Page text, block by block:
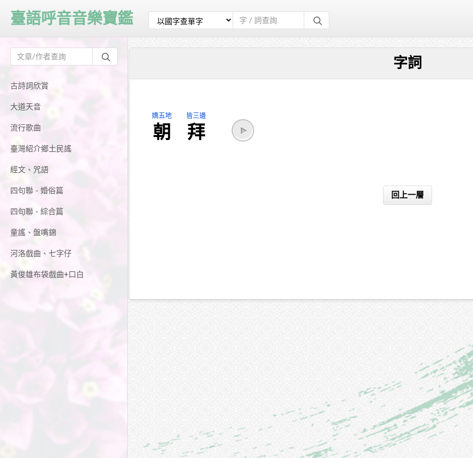
古詩詞欣賞
大道天音
流行歌曲
臺灣紹介鄉土民謠
經文、咒語
四句聯 - 婚俗篇
四句聯 - 綜合篇
童謠、盤嘴錦
河洛戲曲、七字仔
黃俊雄布袋戲曲+口白
臺語呼音音樂寶鑑
字詞
嬌五地
朝
皆三邊
拜
回上一層